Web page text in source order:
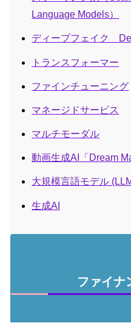
Language Models）
ディープフェイク
トランスフォーマー
ファインチューニング
マネージドサービス
マルチモーダル
動画生成AI「Dream
大規模言語モデル
生成AI
ファイナ